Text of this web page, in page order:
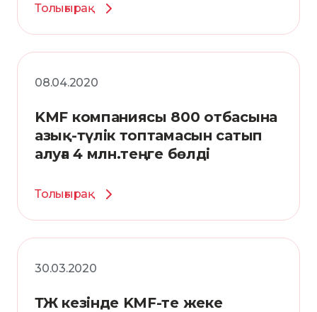
Толығырақ
08.04.2020
KMF компаниясы 800 отбасына
азық-түлік топтамасын сатып
алуға 4 млн.теңге бөлді
Толығырақ
30.03.2020
ТЖ кезінде KMF-те жеке